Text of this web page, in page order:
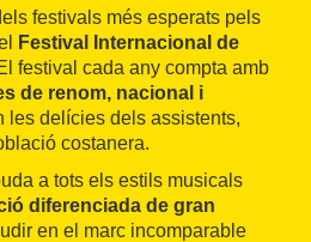
festivals més esperats pels
Festival Internacional de
festival cada any compta amb
de renom, nacional i
les delícies dels assistents,
costanera.
a tots els estils musicals
diferenciada de gran
en el marc incomparable